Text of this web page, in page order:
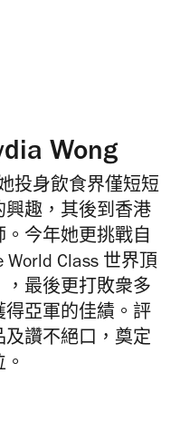
Wong
投身飲食界僅短短
興趣，其後到香港
。今年她更挑戰自
World Class 世界頂
最後更打敗衆多
得亞軍的佳績。評
讚不絕口，奠定